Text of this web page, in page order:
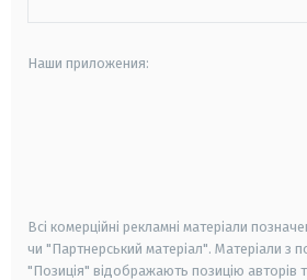
Наши приложения:
Всі комерційні рекламні матеріали
чи "Партнерський матеріал". Матеріали з
"Позиція" відображають позицію авторів